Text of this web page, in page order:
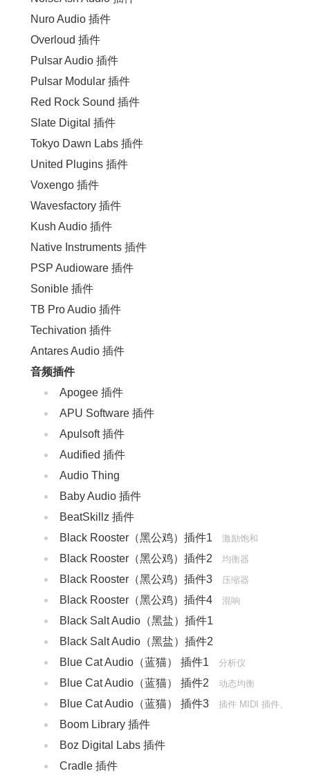
Nuro Audio 插件
Overloud 插件
Pulsar Audio 插件
Pulsar Modular 插件
Red Rock Sound 插件
Slate Digital 插件
Tokyo Dawn Labs 插件
United Plugins 插件
Voxengo 插件
Wavesfactory 插件
Kush Audio 插件
Native Instruments 插件
PSP Audioware 插件
Sonible 插件
TB Pro Audio 插件
Techivation 插件
Antares Audio 插件
音频插件
Apogee 插件
APU Software 插件
Apulsoft 插件
Audified 插件
Audio Thing
Baby Audio 插件
BeatSkillz 插件
Black Rooster（黑公鸡）插件1
激励饱和
Black Rooster（黑公鸡）插件2 均衡器
Black Rooster（黑公鸡）插件3 压缩器
Black Rooster（黑公鸡）插件4 混响
‌Black Salt Audio（黑盐）插件1
‌Black Salt Audio（黑盐）插件2
Blue Cat Audio（蓝猫） 插件1
分析仪
Blue Cat Audio（蓝猫） 插件2 动态均衡
Blue Cat Audio（蓝猫） 插件3
插件 MIDI 插件、
乐器类插件Boom Library 插件
Boz Digital Labs 插件
Cradle 插件